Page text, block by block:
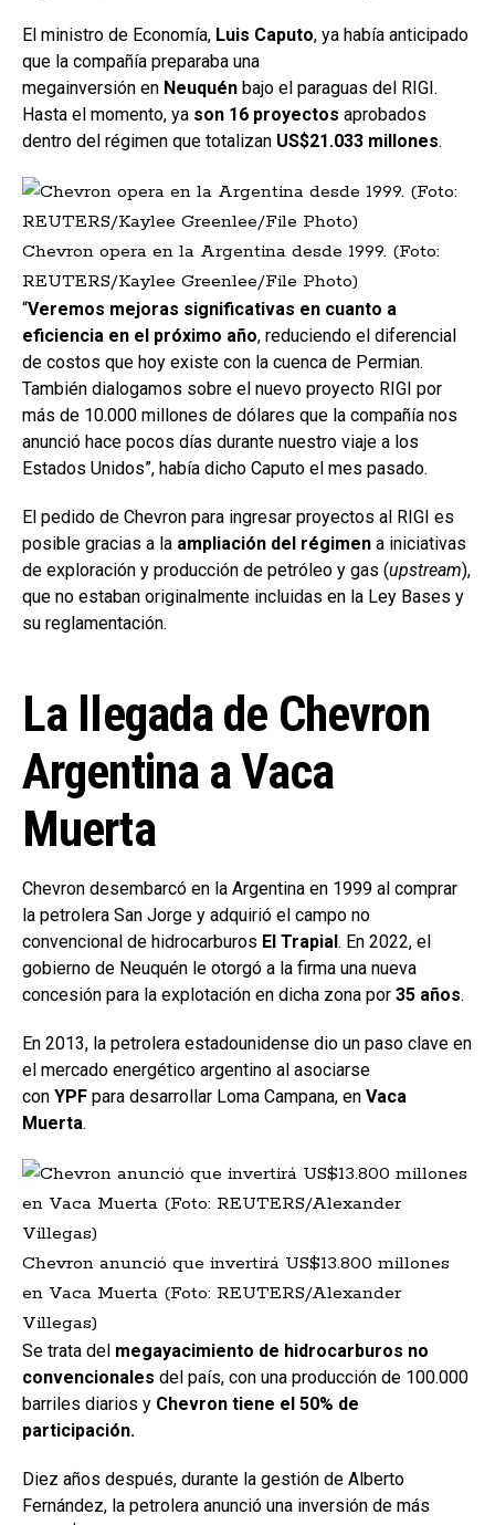
El ministro de Economía, Luis Caputo, ya había anticipado
que la compañía preparaba una
megainversión en Neuquén bajo el paraguas del RIGI.
Hasta el momento, ya son 16 proyectos aprobados
dentro del régimen que totalizan US$21.033 millones.
Chevron opera en la Argentina desde 1999. (Foto:
REUTERS/Kaylee Greenlee/File Photo)
“Veremos mejoras significativas en cuanto a
eficiencia en el próximo año, reduciendo el diferencial
de costos que hoy existe con la cuenca de Permian.
También dialogamos sobre el nuevo proyecto RIGI por
más de 10.000 millones de dólares que la compañía nos
anunció hace pocos días durante nuestro viaje a los
Estados Unidos”, había dicho Caputo el mes pasado.
El pedido de Chevron para ingresar proyectos al RIGI es
posible gracias a la ampliación del régimen a iniciativas
de exploración y producción de petróleo y gas (upstream),
que no estaban originalmente incluidas en la Ley Bases y
su reglamentación.
La llegada de Chevron
Argentina a Vaca
Muerta
Chevron desembarcó en la Argentina en 1999 al comprar
la petrolera San Jorge y adquirió el campo no
convencional de hidrocarburos El Trapial . En 2022, el
gobierno de Neuquén le otorgó a la firma una nueva
concesión para la explotación en dicha zona por 35 años.
En 2013, la petrolera estadounidense dio un paso clave en
el mercado energético argentino al asociarse
con YPF para desarrollar Loma Campana, en Vaca
Muerta.
Chevron anunció que invertirá US$13.800 millones
en Vaca Muerta (Foto: REUTERS/Alexander
Villegas)
Se trata del megayacimiento de hidrocarburos no
convencionales del país, con una producción de 100.000
barriles diarios y Chevron tiene el 50% de
participación.
Diez años después, durante la gestión de Alberto
Fernández, la petrolera anunció una inversión de más